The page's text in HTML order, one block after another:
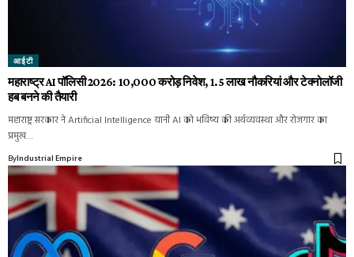
आईटी
महाराष्ट्र AI पॉलिसी 2026: 10,000 करोड़ निवेश, 1.5 लाख नौकरियां और टेक्नोलॉजी
हब बनने की तैयारी
महाराष्ट्र सरकार ने Artificial Intelligence यानी AI को भविष्य की अर्थव्यवस्था और रोजगार का
प्रमुख…
ByIndustrial Empire